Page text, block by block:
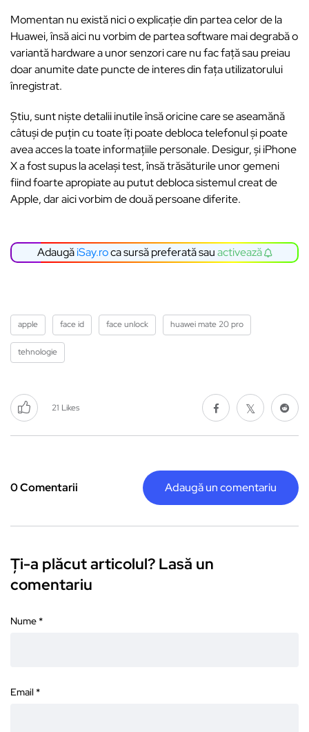
Momentan nu există nici o explicație din partea celor de la
Huawei, însă aici nu vorbim de partea software mai degrabă o
variantă hardware a unor senzori care nu fac față sau preiau
doar anumite date puncte de interes din fața utilizatorului
înregistrat.
Știu, sunt niște detalii inutile însă oricine care se aseamănă
câtuși de puțin cu toate îți poate debloca telefonul și poate
avea acces la toate informațiile personale. Desigur, și iPhone
X a fost supus la același test, însă trăsăturile unor gemeni
fiind foarte apropiate au putut debloca sistemul creat de
Apple, dar aici vorbim de două persoane diferite.
AdaugăiSay.roca sursă preferată sauactivează
apple face id face unlock huawei mate 20 pro
tehnologie
21 Likes
0 Comentarii Adaugă un comentariu
Ți-a plăcut articolul? Lasă un
comentariu
Nume *
Email *